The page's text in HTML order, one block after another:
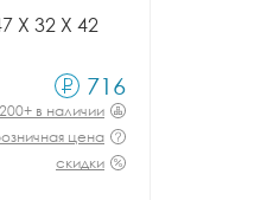
X 32 X 42
716
200+ в наличии
цена
скидки